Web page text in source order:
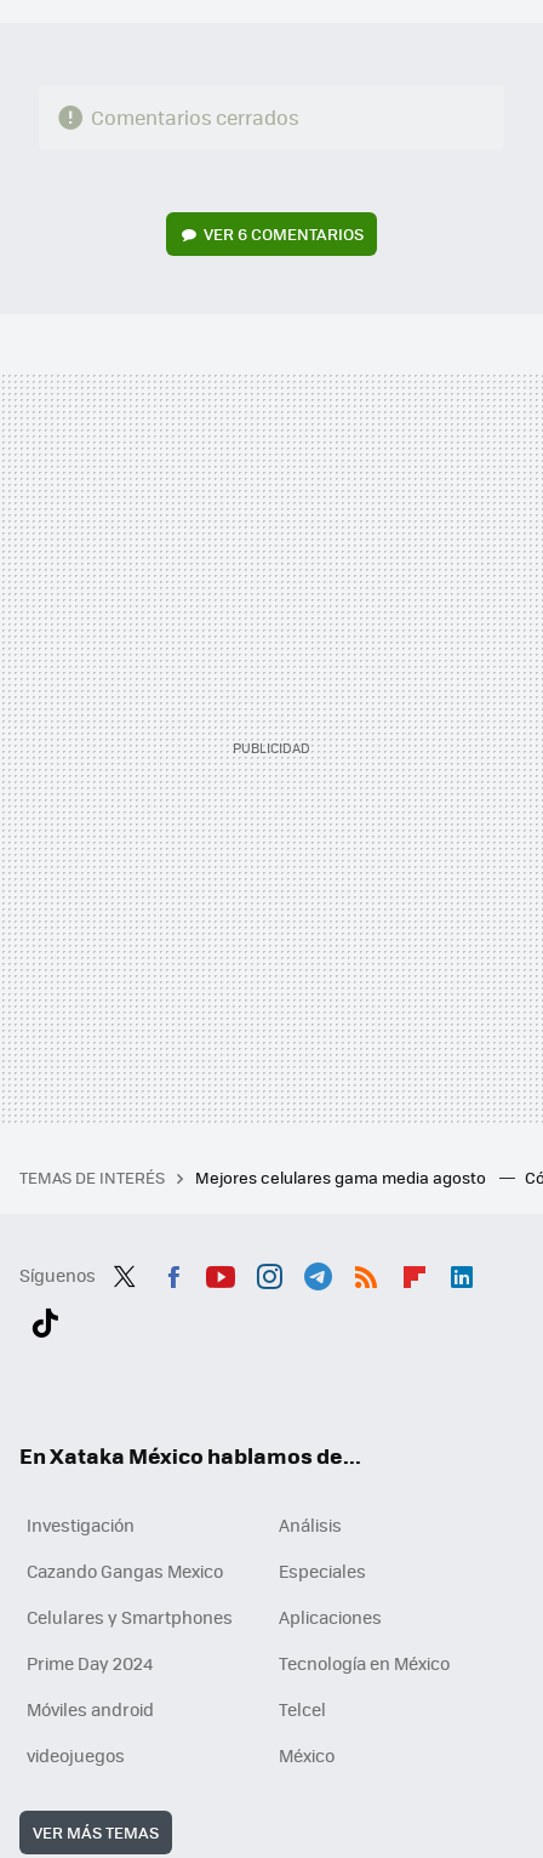
Comentarios cerrados
VER6 COMENTARIOS
TEMAS DE INTERÉS Mejores celulares gama media agosto
Síguenos
En Xataka México hablamos de...
Investigación
Análisis
Cazando Gangas Mexico
Especiales
Celulares y Smartphones
Aplicaciones
Prime Day 2024
Tecnología en México
Móviles android
Telcel
videojuegos
México
VER MÁS TEMAS